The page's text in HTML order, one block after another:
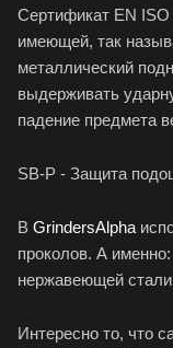
Сертификат EN ISO
имеющей, так
металлический
выдерживать
падение предмета
SB-P - Защита
В GrindersAlpha
проколов. А
нержавеющей
Интересно то, что